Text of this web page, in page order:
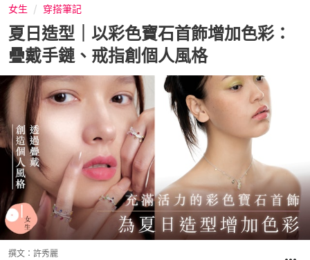
女生 穿搭筆記
夏日造型｜以彩色寶石首飾增加色彩：
疊戴手鏈、戒指創個人風格
撰文： 許秀麗